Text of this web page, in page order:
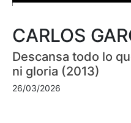
CARLOS
Descansa todo lo
ni gloria (2013)
26/03/2026